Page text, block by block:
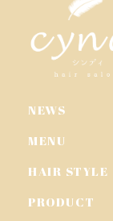
NEWS
MENU
HAIR STYLE
PRODUCT